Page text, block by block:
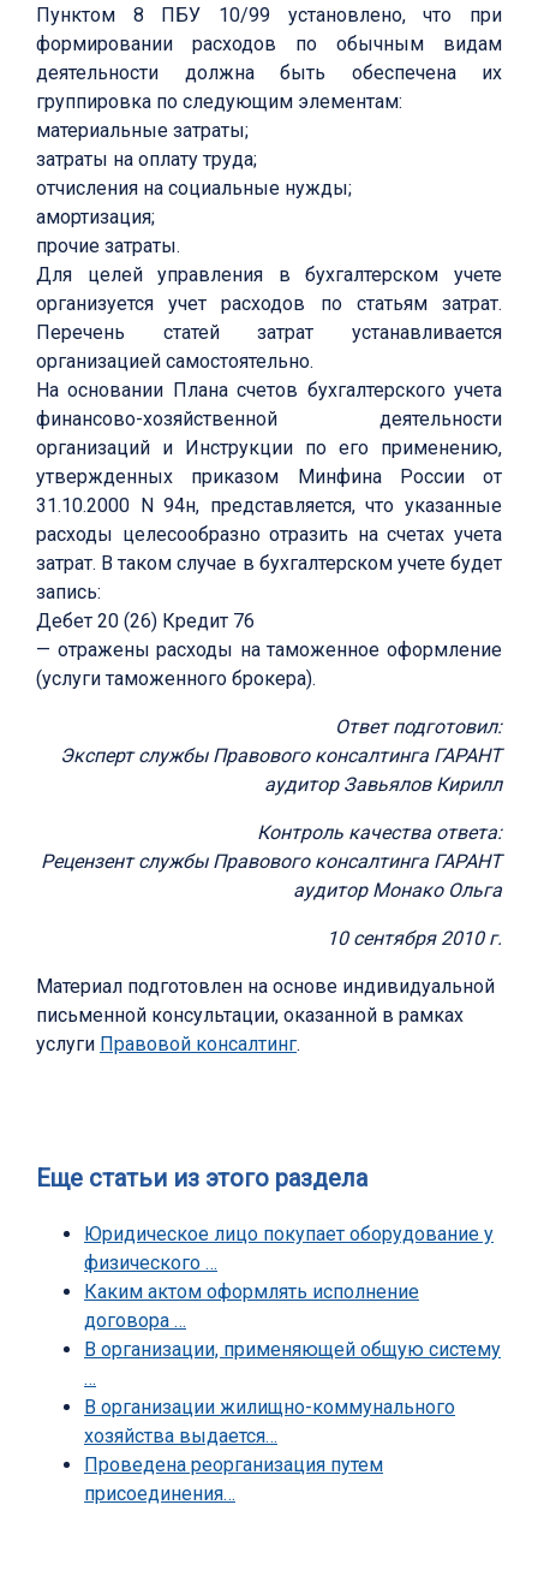
Пунктом 8 ПБУ 10/99 установлено, что при
формировании расходов по обычным видам
деятельности должна быть обеспечена их
группировка по следующим элементам:
материальные затраты;
затраты на оплату труда;
отчисления на социальные нужды;
амортизация;
прочие затраты.
Для целей управления в бухгалтерском учете
организуется учет расходов по статьям затрат.
Перечень статей затрат устанавливается
организацией самостоятельно.
На основании Плана счетов бухгалтерского учета
финансово-хозяйственной деятельности
организаций и Инструкции по его применению,
утвержденных приказом Минфина России от
31.10.2000 N 94н, представляется, что указанные
расходы целесообразно отразить на счетах учета
затрат. В таком случае в бухгалтерском учете будет
запись:
Дебет 20 (26) Кредит 76
— отражены расходы на таможенное оформление
(услуги таможенного брокера).
Ответ подготовил:
Эксперт службы Правового консалтинга ГАРАНТ
аудитор Завьялов Кирилл
Контроль качества ответа:
Рецензент службы Правового консалтинга ГАРАНТ
аудитор Монако Ольга
10 сентября 2010 г.
Материал подготовлен на основе индивидуальной
письменной консультации, оказанной в рамках
услуги Правовой консалтинг.
Еще статьи из этого раздела
Юридическое лицо покупает оборудование у
физического …
Каким актом оформлять исполнение
договора …
В организации, применяющей общую систему
…
В организации жилищно-коммунального
хозяйства выдается…
Проведена реорганизация путем
присоединения…